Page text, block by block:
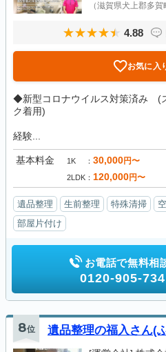
（滋賀県犬上郡多賀
4.88
お気に入
◆新型コロナウイルス対策済み (
ク着用)
経験...
基本料金 1K 30,000円〜
2LDK 120,000円〜
遺品整理 生前整理 特殊清掃
部屋片付け
お電話で無料相
0120-905-734
8位 遺品整理の福入さん(